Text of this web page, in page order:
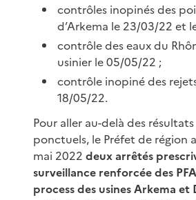
contrôles inopinés des
d’Arkema le 23/03/22 et
contrôle des eaux du
usinier le 05/05/22 ;
contrôle inopiné des
18/05/22.
Pour aller au-delà des
ponctuels, le Préfet de région
mai 2022 deux arrêtés
surveillance renforcée des
process des usines Arkema et